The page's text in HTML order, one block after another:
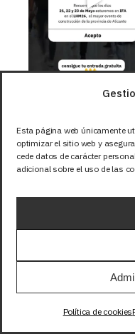
Esta página web únicamente
optimizar el sitio web y
cede datos de carácter
adicional sobre el uso de las
Política de cookies
Nuestras